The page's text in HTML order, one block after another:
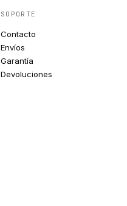
SOPORTE
Contacto
Envíos
Garantía
Devoluciones